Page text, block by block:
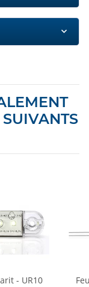
- UR10